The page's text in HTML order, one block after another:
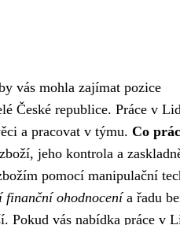
vás mohla zajímat pozice
České republice. Práce v
a pracovat v týmu. Co
jeho kontrola a
pomocí manipulační
finanční ohodnocenía řadu
Pokud vás nabídka práce v